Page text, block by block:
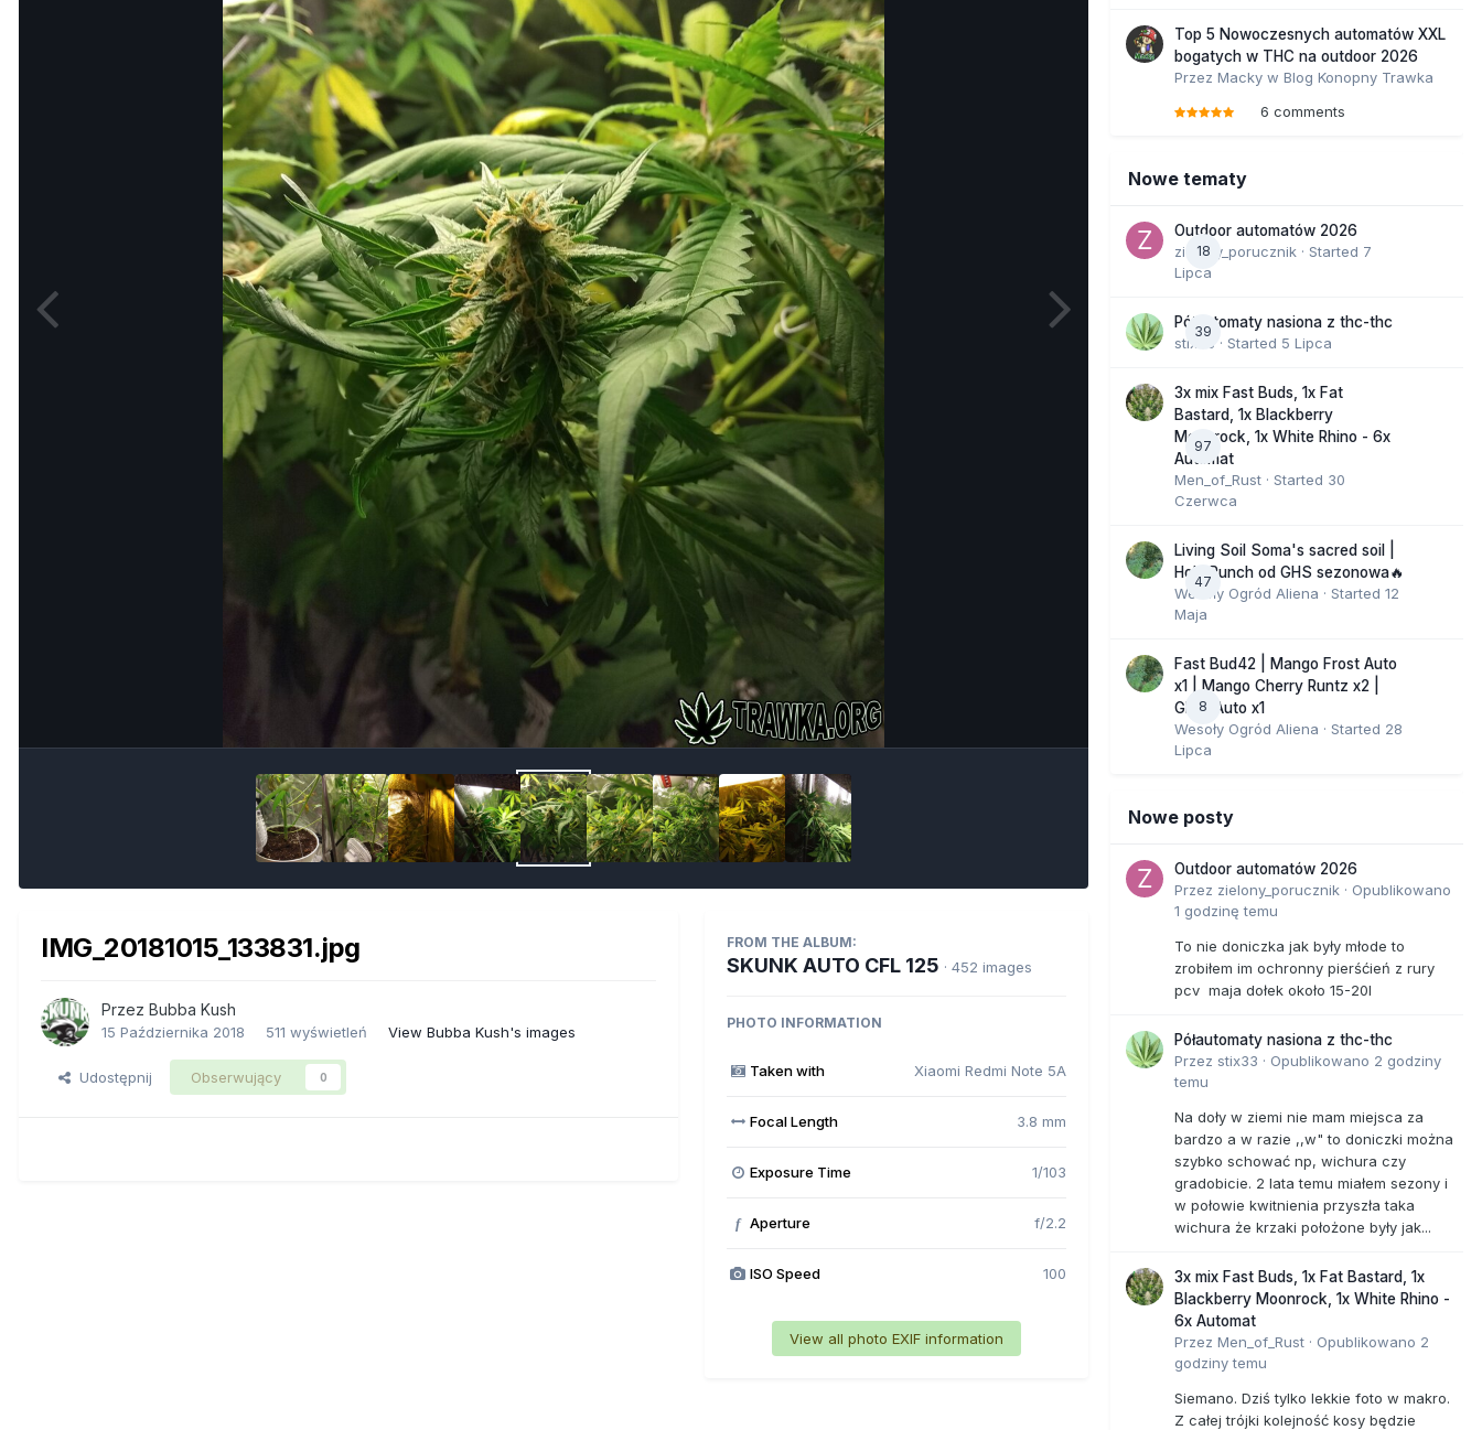
IMG_20181015_133831.jpg
Przez Bubba Kush
15 Października 2018 511 wyświetleń View Bubba Kush's images
Udostępnij Obserwujący 0
FROM THE ALBUM:
SKUNK AUTO CFL 125 · 452 images
PHOTO INFORMATION
Taken with Xiaomi Redmi Note 5A
Focal Length 3.8 mm
Exposure Time 1/103
f Aperture f/2.2
ISO Speed 100
View all photo EXIF information
Top 5 Nowoczesnych automatów XXL
bogatych w THC na outdoor 2026
Przez Macky w Blog Konopny Trawka
6 comments
Nowe tematy
18
Outdoor automatów 2026
zielony_porucznik · Started 7
Lipca
39
Półautomaty nasiona z thc-thc
stix33 · Started 5 Lipca
97
3x mix Fast Buds, 1x Fat
Bastard, 1x Blackberry
Moonrock, 1x White Rhino - 6x
Automat
Men_of_Rust · Started 30
Czerwca
47
Living Soil Soma's sacred soil |
Holy Punch od GHS sezonowa🔥
Wesoły Ogród Aliena · Started 12
Maja
8
Fast Bud42 | Mango Frost Auto
x1 | Mango Cherry Runtz x2 |
GMO Auto x1
Wesoły Ogród Aliena · Started 28
Lipca
Nowe posty
Outdoor automatów 2026
Przez zielony_porucznik · Opublikowano
1 godzinę temu
To nie doniczka jak były młode to
zrobiłem im ochronny pierśćień z rury
pcv maja dołek około 15-20l
Półautomaty nasiona z thc-thc
Przez stix33 · Opublikowano 2 godziny
temu
Na doły w ziemi nie mam miejsca za
bardzo a w razie ,,w" to doniczki można
szybko schować np, wichura czy
gradobicie. 2 lata temu miałem sezony i
w połowie kwitnienia przyszła taka
wichura że krzaki położone były jak...
3x mix Fast Buds, 1x Fat Bastard, 1x
Blackberry Moonrock, 1x White Rhino -
6x Automat
Przez Men_of_Rust · Opublikowano 2
godziny temu
Siemano. Dziś tylko lekkie foto w makro.
Z całej trójki kolejność kosy będzie